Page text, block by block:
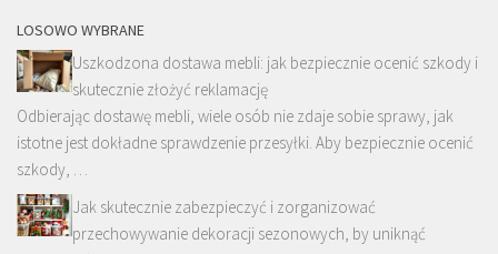
LOSOWO WYBRANE
Uszkodzona dostawa mebli: jak bezpiecznie ocenić szkody i
skutecznie złożyć reklamację
Odbierając dostawę mebli, wiele osób nie zdaje sobie sprawy, jak
istotne jest dokładne sprawdzenie przesyłki. Aby bezpiecznie ocenić
szkody, …
Jak skutecznie zabezpieczyć i zorganizować
przechowywanie dekoracji sezonowych, by uniknąć